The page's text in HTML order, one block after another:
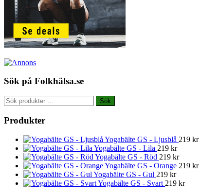
Sök på Folkhälsa.se
Sök
efter:
Sök
Produkter
Yogabälte GS - Ljusblå 219 kr
Yogabälte GS - Lila 219 kr
Yogabälte GS - Röd 219 kr
Yogabälte GS - Orange 219 kr
Yogabälte GS - Gul 219 kr
Yogabälte GS - Svart 219 kr